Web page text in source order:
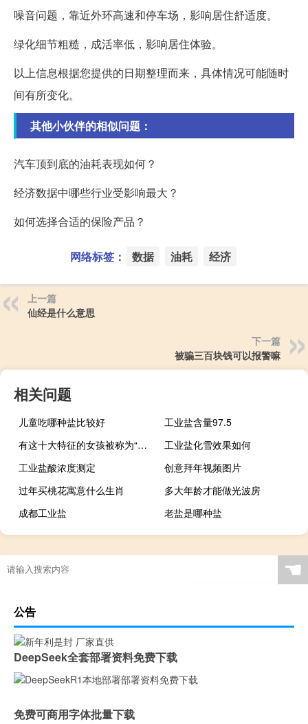
噪音问题，靠近外环高速和停车场，影响居住舒适度。
绿化细节粗糙，成活率低，影响居住体验。
以上信息根据您提供的日期整理而来，具体情况可能随时
间有所变化。
其他小伙伴的相似问题：
汽车顶到底的油耗表现如何？
经济数据中哪些行业受影响最大？
如何选择合适的保险产品？
网络标签： 数据 油耗 经济
上一篇
仙经是什么意思
下一篇
被骗三百块钱可以报警嘛
相关问题
儿童吃哪种盐比较好
工业盐含量97.5
有这十大特征的女孩被称为“妈宝女”，兄弟，娶不娶你自己看着办什么梗
工业盐化雪效果如何
工业盐酸浓度测定
创意拜年视频图片
过年买桃花寓意什么生肖
多大年龄才能做光波房
成都工业盐
老盐是哪种盐
☚
公告
DeepSeek全套部署资料免费下载
免费可商用字体批量下载